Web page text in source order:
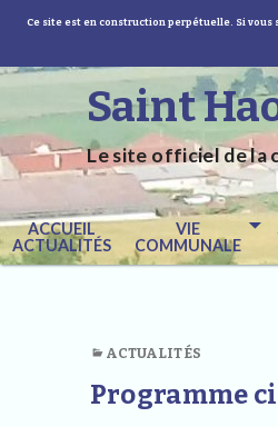
Ce site est en construction perpétuelle. Si
Saint
Le site officiel de la
ACCUEIL
ACTUALITÉS
VIE
COMMUNALE
ACTUALITÉS
Programme